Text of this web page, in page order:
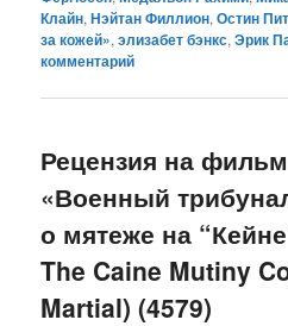
Клайн,Нэйтан Филлион,Остин
за кожей»,элизабет бэнкс,Эрик
комментарий
Рецензия на фильм
«Военный
о мятеже на
The Caine Mutiny
Martial) (4579)